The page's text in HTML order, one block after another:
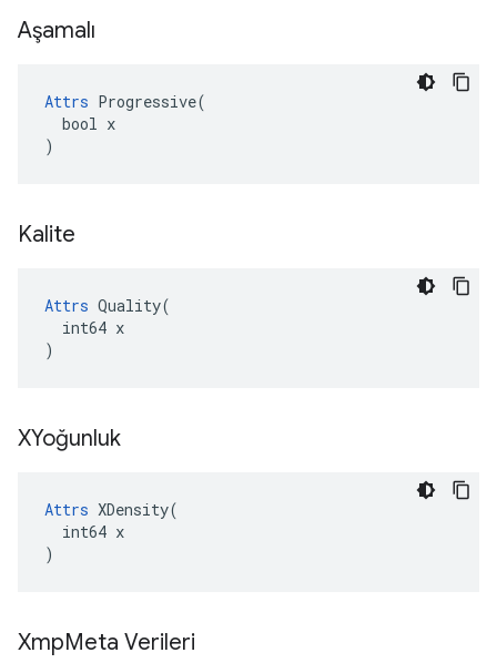
Aşamalı
Attrs Progressive(
  bool x
)
Kalite
Attrs Quality(
  int64 x
)
XYoğunluk
Attrs XDensity(
  int64 x
)
XmpMeta Verileri